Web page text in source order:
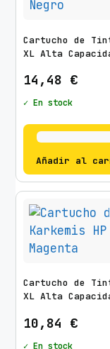
Cartucho de
XL Alta
14,48 €
✓ En stock
Añadir al
Cartucho de
XL Alta
10,84 €
✓ En stock